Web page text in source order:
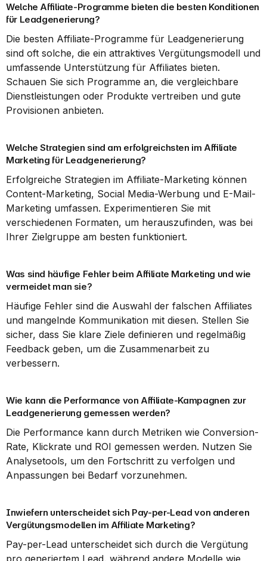
Welche Affiliate-Programme bieten die besten Konditionen
für Leadgenerierung?
Die besten Affiliate-Programme für Leadgenerierung
sind oft solche, die ein attraktives Vergütungsmodell und
umfassende Unterstützung für Affiliates bieten.
Schauen Sie sich Programme an, die vergleichbare
Dienstleistungen oder Produkte vertreiben und gute
Provisionen anbieten.
Welche Strategien sind am erfolgreichsten im Affiliate
Marketing für Leadgenerierung?
Erfolgreiche Strategien im Affiliate-Marketing können
Content-Marketing, Social Media-Werbung und E-Mail-
Marketing umfassen. Experimentieren Sie mit
verschiedenen Formaten, um herauszufinden, was bei
Ihrer Zielgruppe am besten funktioniert.
Was sind häufige Fehler beim Affiliate Marketing und wie
vermeidet man sie?
Häufige Fehler sind die Auswahl der falschen Affiliates
und mangelnde Kommunikation mit diesen. Stellen Sie
sicher, dass Sie klare Ziele definieren und regelmäßig
Feedback geben, um die Zusammenarbeit zu
verbessern.
Wie kann die Performance von Affiliate-Kampagnen zur
Leadgenerierung gemessen werden?
Die Performance kann durch Metriken wie Conversion-
Rate, Klickrate und ROI gemessen werden. Nutzen Sie
Analysetools, um den Fortschritt zu verfolgen und
Anpassungen bei Bedarf vorzunehmen.
Inwiefern unterscheidet sich Pay-per-Lead von anderen
Vergütungsmodellen im Affiliate Marketing?
Pay-per-Lead unterscheidet sich durch die Vergütung
pro generiertem Lead, während andere Modelle wie